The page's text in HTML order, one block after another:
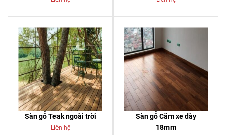
Sàn gỗ Teak ngoài trời
Liên hệ
Sàn gỗ Căm xe dày
18mm